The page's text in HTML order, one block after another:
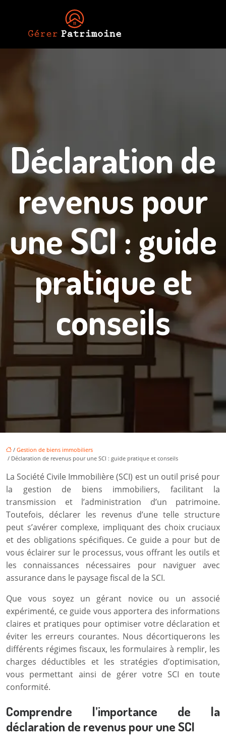
Déclaration de
revenus pour
une SCI : guide
pratique et
conseils
/ Gestion de biens immobiliers
/ Déclaration de revenus pour une SCI : guide pratique et conseils
La Société Civile Immobilière (SCI) est un outil prisé pour
la gestion de biens immobiliers, facilitant la
transmission et l’administration d’un patrimoine.
Toutefois, déclarer les revenus d’une telle structure
peut s’avérer complexe, impliquant des choix cruciaux
et des obligations spécifiques. Ce guide a pour but de
vous éclairer sur le processus, vous offrant les outils et
les connaissances nécessaires pour naviguer avec
assurance dans le paysage fiscal de la SCI.
Que vous soyez un gérant novice ou un associé
expérimenté, ce guide vous apportera des informations
claires et pratiques pour optimiser votre déclaration et
éviter les erreurs courantes. Nous décortiquerons les
différents régimes fiscaux, les formulaires à remplir, les
charges déductibles et les stratégies d’optimisation,
vous permettant ainsi de gérer votre SCI en toute
conformité.
Comprendre l’importance de la
déclaration de revenus pour une SCI